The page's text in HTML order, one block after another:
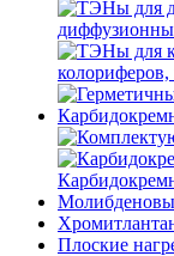
колориферов,
Плоские